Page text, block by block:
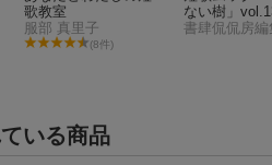
歌教室
服部 真里子
(8件)
ない樹」
書肆侃侃房編
いる商品